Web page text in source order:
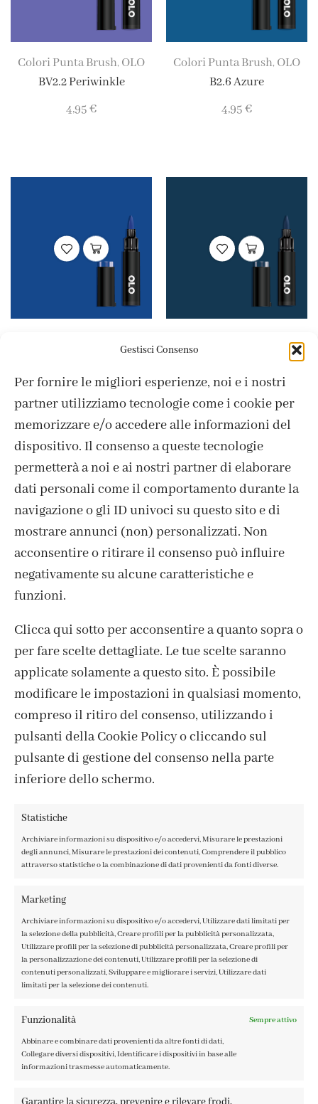
Gestisci Consenso
Per fornire le migliori esperienze, noi e i nostri
partner utilizziamo tecnologie come i cookie per
memorizzare e/o accedere alle informazioni del
dispositivo. Il consenso a queste tecnologie
permetterà a noi e ai nostri partner di elaborare
dati personali come il comportamento durante la
navigazione o gli ID univoci su questo sito e di
mostrare annunci (non) personalizzati. Non
acconsentire o ritirare il consenso può influire
negativamente su alcune caratteristiche e
funzioni.
Clicca qui sotto per acconsentire a quanto sopra o
per fare scelte dettagliate. Le tue scelte saranno
applicate solamente a questo sito. È possibile
modificare le impostazioni in qualsiasi momento,
compreso il ritiro del consenso, utilizzando i
pulsanti della Cookie Policy o cliccando sul
pulsante di gestione del consenso nella parte
inferiore dello schermo.
Statistiche
Archiviare informazioni su dispositivo e/o accedervi, Misurare le prestazioni
degli annunci, Misurare le prestazioni dei contenuti, Comprendere il pubblico
attraverso statistiche o la combinazione di dati provenienti da fonti diverse.
Marketing
Archiviare informazioni su dispositivo e/o accedervi, Utilizzare dati limitati per
la selezione della pubblicità, Creare profili per la pubblicità personalizzata,
Utilizzare profili per la selezione di pubblicità personalizzata, Creare profili per
la personalizzazione dei contenuti, Utilizzare profili per la selezione di
contenuti personalizzati, Sviluppare e migliorare i servizi, Utilizzare dati
limitati per la selezione dei contenuti.
Funzionalità Sempre attivo
Abbinare e combinare dati provenienti da altre fonti di dati,
Collegare diversi dispositivi, Identificare i dispositivi in base alle
informazioni trasmesse automaticamente.
Colori Punta Brush, OLO
BV2.2 Periwinkle
4,95€
Colori Punta Brush, OLO
B2.6 Azure
4,95€
4,95€
OLO
4,95€
ISCRIVITI ALLA NEWSLETTER
CONTATTI
COOKIE POLICY
PRIVACY POLICY
TERMINI E CONDIZIONI
FABBRICA DEL COLORE, VIA TAGLIAMENTO 13, 23900 LECCO
– ©ABRALUX SRL P.IVA 01504540137 | DESIGN BY